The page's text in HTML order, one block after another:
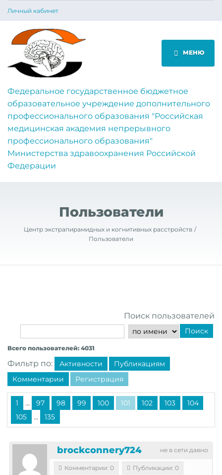
Личный кабинет
МЕНЮ
Федеральное государственное бюджетное
образовательное учреждение дополнительного
профессионального образования "Российская
медицинская академия непрерывного
профессионального образования"
Министерства здравоохранения Российской
Федерации
Пользователи
Центр экстрапирамидных и когнитивных расстройств
Пользователи
Поиск пользователей
Поиск
Всего пользователей: 4031
Фильтр по: Активности
Публикациям
Комментарии
Регистрация
1 ... 97 98 99 100 101 102 103
104
105
... 135
не в сети давно
brockconnery724
Комментарии: 0
Публикации: 0